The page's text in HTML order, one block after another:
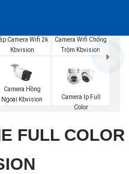
Camera Wifi 2k
Kbvision
Camera Wifi Chống
Trộm Kbvision
Camera Hồng
Ngoại Kbvision
Camera Ip Full
Color
FULL COLOR